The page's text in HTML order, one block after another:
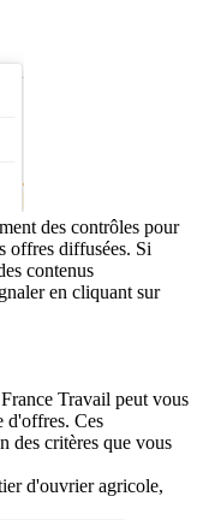
des contrôles pour
offres diffusées. Si
contenus
en cliquant sur
Travail peut vous
d'offres. Ces
des critères que vous
d'ouvrier agricole,